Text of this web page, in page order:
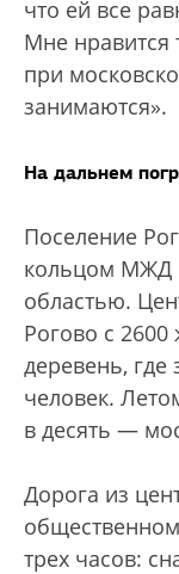
что ей все
Мне нравится
при
занимаются».
На дальнем
Поселение
кольцом МЖД
областью.
Рогово с
деревень, где
человек.
в десять —
Дорога из
трех часов: